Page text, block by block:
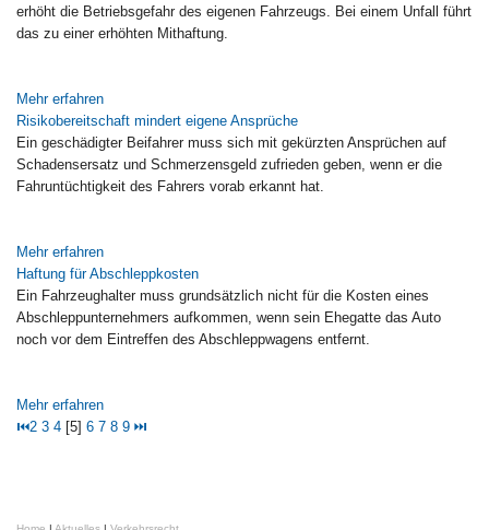
erhöht die Betriebsgefahr des eigenen Fahrzeugs. Bei einem Unfall führt
das zu einer erhöhten Mithaftung.
Mehr erfahren
Risikobereitschaft mindert eigene Ansprüche
Ein geschädigter Beifahrer muss sich mit gekürzten Ansprüchen auf
Schadensersatz und Schmerzensgeld zufrieden geben, wenn er die
Fahruntüchtigkeit des Fahrers vorab erkannt hat.
Mehr erfahren
Haftung für Abschleppkosten
Ein Fahrzeughalter muss grundsätzlich nicht für die Kosten eines
Abschleppunternehmers aufkommen, wenn sein Ehegatte das Auto
noch vor dem Eintreffen des Abschleppwagens entfernt.
Mehr erfahren
⏮2 3 4 [5] 6 7 8 9 ⏭